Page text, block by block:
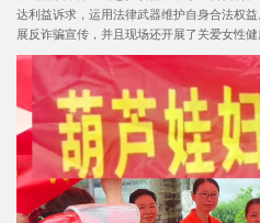
达利益诉求，运用法律武器维护自身合法权
展反诈骗宣传，并且现场还开展了关爱女性健